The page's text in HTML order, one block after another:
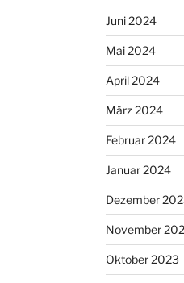
Juni 2024
Mai 2024
April 2024
März 2024
Februar 2024
Januar 2024
Dezember
November
Oktober 2023